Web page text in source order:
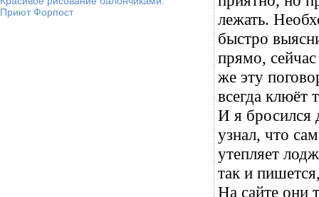
Приют Форпост
лежать.
быстро
прямо, сейчас
же эту
всегда клюёт
И я бросился
узнал, что
утепляет
так и
На сайте они